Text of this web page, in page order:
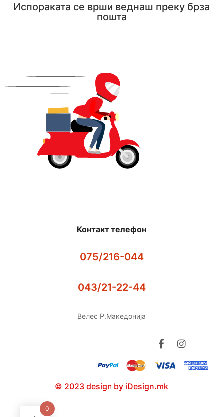
Испораката се врши веднаш преку брза
пошта
Контакт телефон
075/216-044
043/21-22-44
Велес Р.Македонија
© 2023 design by iDesign.mk
0